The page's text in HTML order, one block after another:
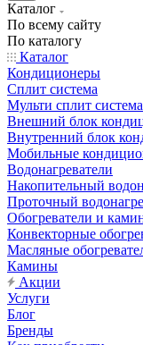
Каталог
По всему сайту
По каталогу
Каталог
Кондиционеры
Сплит система
Мульти сплит система
Внешний блок
Внутренний блок
Мобильные
Водонагреватели
Накопительный
Проточный
Обогреватели и
Конвекторные
Масляные
Камины
Акции
Услуги
Блог
Бренды